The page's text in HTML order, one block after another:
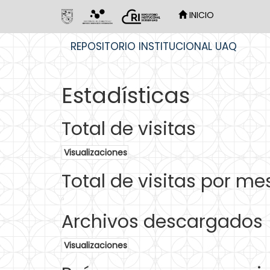
INICIO
REPOSITORIO INSTITUCIONAL UAQ
Estadísticas
Total de visitas
Visualizaciones
Total de visitas por
Archivos descargados
Visualizaciones